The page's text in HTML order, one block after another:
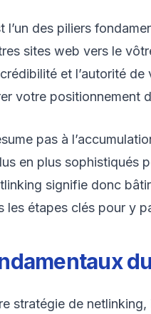
des piliers
sites web vers le
et l’autorité
votre positionnement
pas à
en plus sophistiqués
signifie donc
les étapes clés pour y
stratégie de